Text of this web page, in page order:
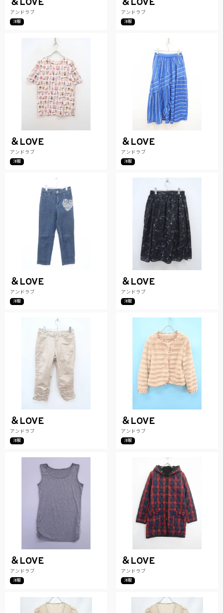
＆LOVE
アンドラブ
洋服
＆LOVE
アンドラブ
洋服
＆LOVE
アンドラブ
洋服
＆LOVE
アンドラブ
洋服
＆LOVE
アンドラブ
洋服
＆LOVE
アンドラブ
洋服
＆LOVE
アンドラブ
洋服
＆LOVE
アンドラブ
洋服
＆LOVE
アンドラブ
洋服
＆LOVE
アンドラブ
洋服